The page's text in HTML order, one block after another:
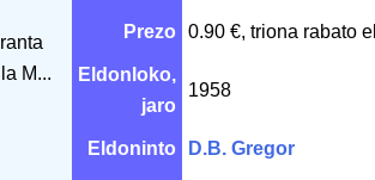
M...
Prezo 0.90 €, triona rabato
Eldonloko,
jaro
1958
Eldoninto D.B. Gregor